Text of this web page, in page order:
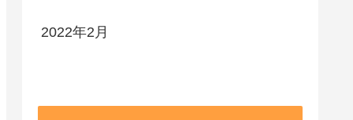
2022年2月